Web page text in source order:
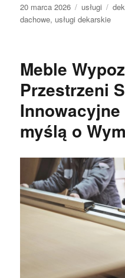
Data
publikacji
20 marca 2026 Kategorie
usługi
dachowe, usługi dekarskie
Meble
Przestrzeni
myślą o